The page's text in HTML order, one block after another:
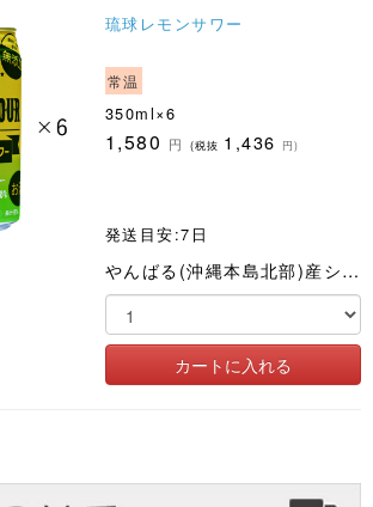
琉球レモンサワー
常温
350ml×6
1,580 円 (税抜 1,436 円)
発送目安:7日
やんばる(沖縄本島北部)産シークワーサー果汁をたっぷり8%使った手づくり感いっぱいの爽やかなサワー